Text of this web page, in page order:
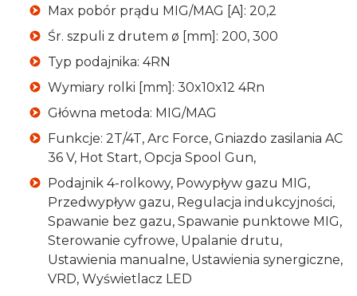
Max pobór prądu MIG/MAG [A]: 20,2
Śr. szpuli z drutem ø [mm]: 200, 300
Typ podajnika: 4RN
Wymiary rolki [mm]: 30x10x12 4Rn
Główna metoda: MIG/MAG
Funkcje: 2T/4T, Arc Force, Gniazdo zasilania AC
36 V, Hot Start, Opcja Spool Gun,
Podajnik 4-rolkowy, Powypływ gazu MIG,
Przedwypływ gazu, Regulacja indukcyjności,
Spawanie bez gazu, Spawanie punktowe MIG,
Sterowanie cyfrowe, Upalanie drutu,
Ustawienia manualne, Ustawienia synergiczne,
VRD, Wyświetlacz LED